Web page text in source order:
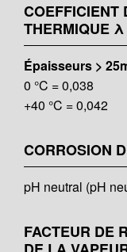
COEFFICIENT
THERMIQUE λ
Épaisseurs >
0 °C = 0,038
+40 °C = 0,042
CORROSION
pH neutral (pH
FACTEUR DE